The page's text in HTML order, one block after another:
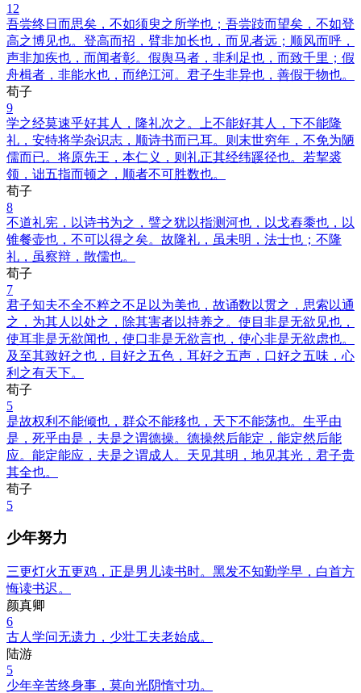
12
吾尝终日而思矣，不如须臾之所学也；吾尝跂而望矣，不如登
高之博见也。登高而招，臂非加长也，而见者远；顺风而呼，
声非加疾也，而闻者彰。假舆马者，非利足也，而致千里；假
舟楫者，非能水也，而绝江河。君子生非异也，善假于物也。
荀子
9
学之经莫速乎好其人，隆礼次之。上不能好其人，下不能隆
礼，安特将学杂识志，顺诗书而已耳。则末世穷年，不免为陋
儒而已。将原先王，本仁义，则礼正其经纬蹊径也。若挈裘
领，诎五指而顿之，顺者不可胜数也。
荀子
8
不道礼宪，以诗书为之，譬之犹以指测河也，以戈舂黍也，以
锥餐壶也，不可以得之矣。故隆礼，虽未明，法士也；不隆
礼，虽察辩，散儒也。
荀子
7
君子知夫不全不粹之不足以为美也，故诵数以贯之，思索以通
之，为其人以处之，除其害者以持养之。使目非是无欲见也，
使耳非是无欲闻也，使口非是无欲言也，使心非是无欲虑也。
及至其致好之也，目好之五色，耳好之五声，口好之五味，心
利之有天下。
荀子
5
是故权利不能倾也，群众不能移也，天下不能荡也。生乎由
是，死乎由是，夫是之谓德操。德操然后能定，能定然后能
应。能定能应，夫是之谓成人。天见其明，地见其光，君子贵
其全也。
荀子
5
少年努力
三更灯火五更鸡，正是男儿读书时。黑发不知勤学早，白首方
悔读书迟。
颜真卿
6
古人学问无遗力，少壮工夫老始成。
陆游
5
少年辛苦终身事，莫向光阴惰寸功。